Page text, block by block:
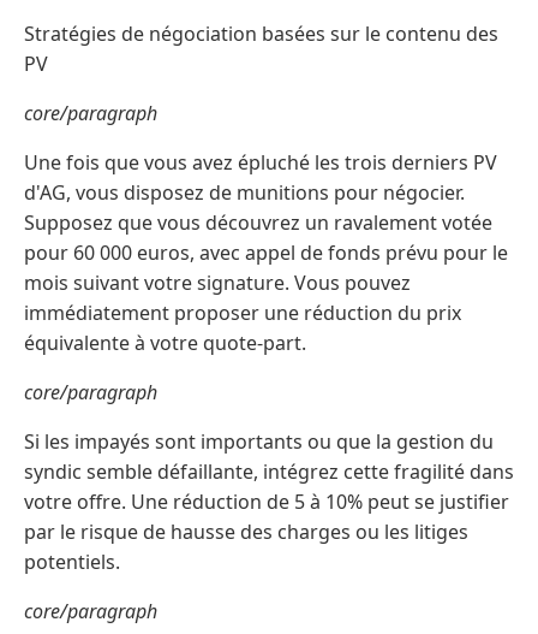
Stratégies de négociation basées sur le contenu des
PV
core/paragraph
Une fois que vous avez épluché les trois derniers PV
d'AG, vous disposez de munitions pour négocier.
Supposez que vous découvrez un ravalement votée
pour 60 000 euros, avec appel de fonds prévu pour le
mois suivant votre signature. Vous pouvez
immédiatement proposer une réduction du prix
équivalente à votre quote-part.
core/paragraph
Si les impayés sont importants ou que la gestion du
syndic semble défaillante, intégrez cette fragilité dans
votre offre. Une réduction de 5 à 10% peut se justifier
par le risque de hausse des charges ou les litiges
potentiels.
core/paragraph